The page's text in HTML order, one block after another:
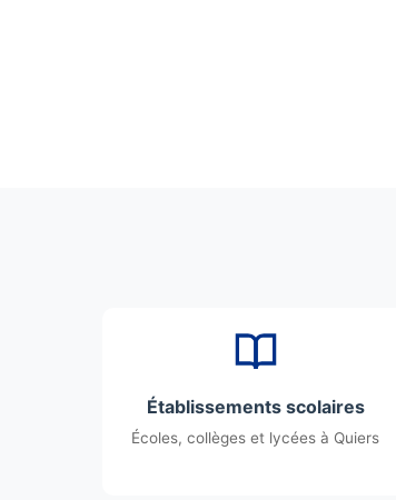
Établissements scolaires
Écoles, collèges et lycées à Quiers